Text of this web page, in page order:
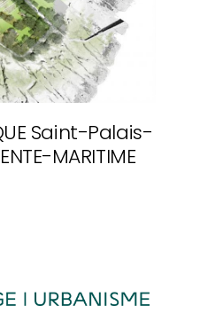
Saint-Palais-
MARITIME